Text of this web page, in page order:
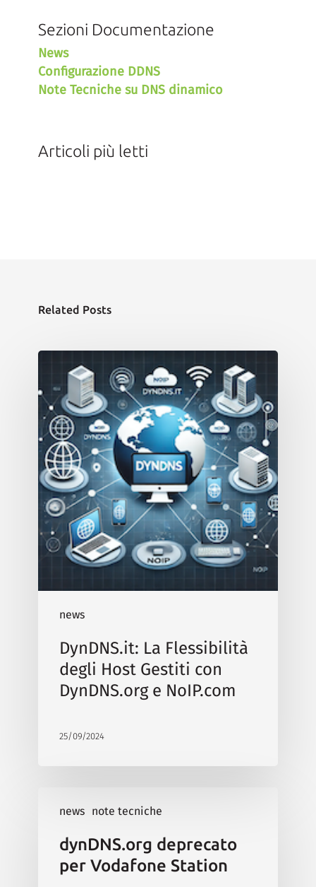
Sezioni Documentazione
News
Configurazione DDNS
Note Tecniche su DNS dinamico
Articoli più letti
Related Posts
news
DynDNS.it: La Flessibilità
degli Host Gestiti con
DynDNS.org e NoIP.com
25/09/2024
news note tecniche
dynDNS.org deprecato
per Vodafone Station